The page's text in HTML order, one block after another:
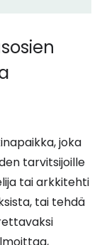
joka
tarvitsijoille
tai arkkitehti
tai tehdä